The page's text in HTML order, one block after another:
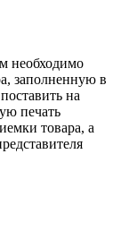
необходимо
заполненную в
на
печать
товара, а